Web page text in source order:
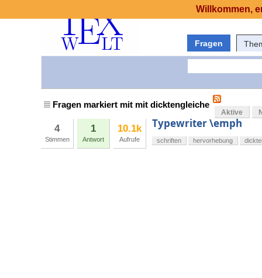
Fragen
Fragen markiert mit mit dicktengleiche
Aktive
4
Stimmen
1
Antwort
10.1k
Aufrufe
Typewriter \emph
schriften hervorhebung
Willkommen,